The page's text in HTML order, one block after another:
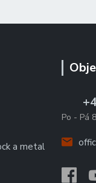
a metal
Po - Pá